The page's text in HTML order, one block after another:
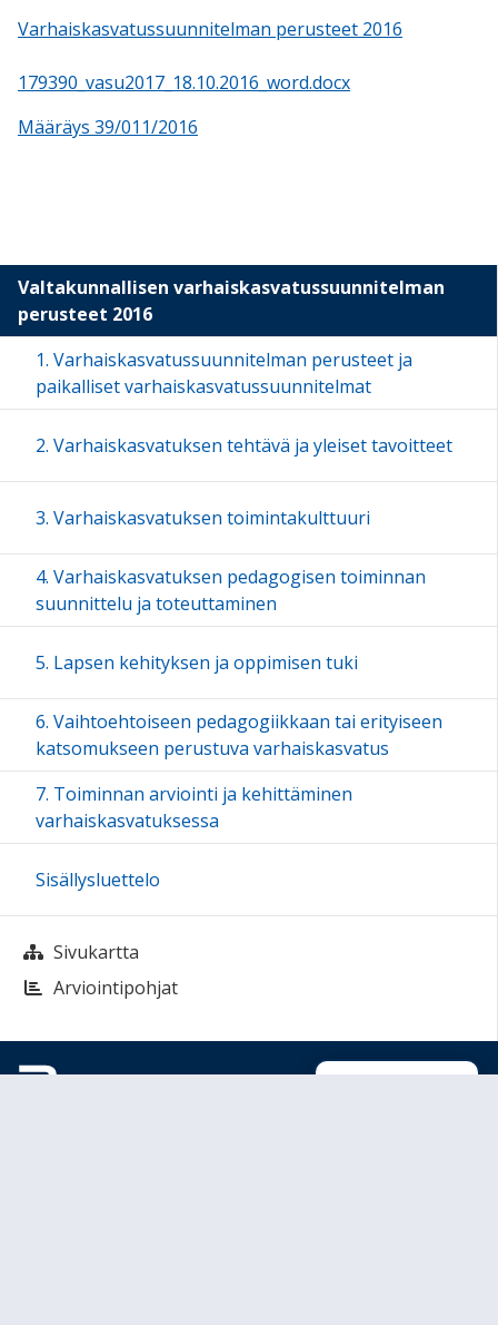
Varhaiskasvatussuunnitelman perusteet 2016
179390_vasu2017_18.10.2016_word.docx
Määräys 39/011/2016
Valtakunnallisen varhaiskasvatussuunnitelman
perusteet 2016
1. Varhaiskasvatussuunnitelman perusteet ja
paikalliset varhaiskasvatussuunnitelmat
2. Varhaiskasvatuksen tehtävä ja yleiset tavoitteet
3. Varhaiskasvatuksen toimintakulttuuri
4. Varhaiskasvatuksen pedagogisen toiminnan
suunnittelu ja toteuttaminen
5. Lapsen kehityksen ja oppimisen tuki
6. Vaihtoehtoiseen pedagogiikkaan tai erityiseen
katsomukseen perustuva varhaiskasvatus
7. Toiminnan arviointi ja kehittäminen
varhaiskasvatuksessa
Sisällysluettelo
Sivukartta
Arviointipohjat